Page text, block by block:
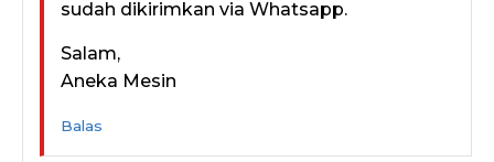
sudah dikirimkan via Whatsapp.
Salam,
Aneka Mesin
Balas